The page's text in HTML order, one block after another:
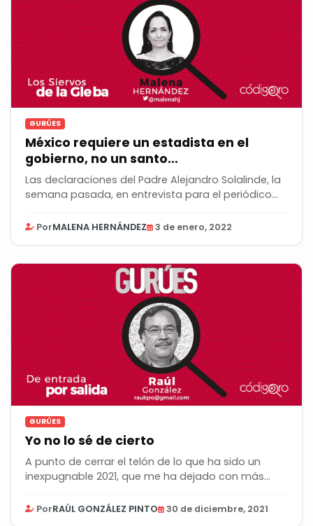
GURÚES
México requiere un estadista en el
gobierno, no un santo…
Las declaraciones del Padre Alejandro Solalinde, la
semana pasada, en entrevista para el periódico...
PorMALENA HERNÁNDEZ 3 de enero, 2022
GURÚES
Yo no lo sé de cierto
A punto de cerrar el telón de lo que ha sido un
inexpugnable 2021, que me ha dejado con más
PorRAÚL GONZÁLEZ PINTO 30 de diciembre, 2021